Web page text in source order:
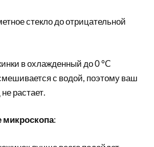
стекло до отрицательной
в охлажденный до 0 °C
с водой, поэтому ваш
растает.
микроскопа: